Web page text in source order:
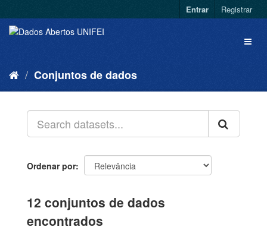
Entrar Registrar
Conjuntos de dados
Ordenar por
12 conjuntos de dados
encontrados